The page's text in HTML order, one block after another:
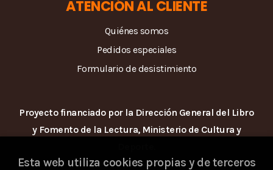
ATENCIÓN AL CLIENTE
Quiénes somos
Pedidos especiales
Formulario de desistimiento
Proyecto financiado por la Dirección General del Libro
y Fomento de la Lectura, Ministerio de Cultura y
Esta web utiliza cookies propias y de terceros